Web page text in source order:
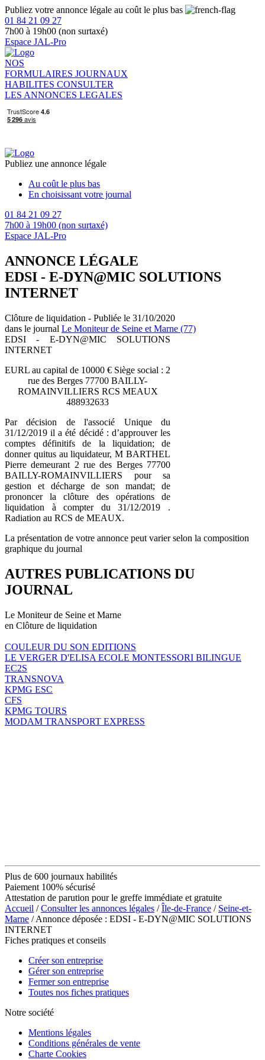
Publiez votre annonce légale au coût le plus bas
01 84 21 09 27
7h00 à 19h00 (non surtaxé)
Espace JAL-Pro
NOS
FORMULAIRES JOURNAUX
HABILITES CONSULTER
LES ANNONCES LEGALES
Publiez une annonce légale
Au coût le plus bas
En choisissant votre journal
01 84 21 09 27
7h00 à 19h00 (non surtaxé)
Espace JAL-Pro
ANNONCE LÉGALE
EDSI - E-DYN@MIC SOLUTIONS
INTERNET
Clôture de liquidation - Publiée le 31/10/2020
dans le journal Le Moniteur de Seine et Marne (77)
EDSI - E-DYN@MIC SOLUTIONS
INTERNET
EURL au capital de 10000 € Siège social : 2
rue des Berges 77700 BAILLY-
ROMAINVILLIERS RCS MEAUX
488932633
Par décision de l'associé Unique du
31/12/2019 il a été décidé : d’approuver les
comptes définitifs de la liquidation; de
donner quitus au liquidateur, M BARTHEL
Pierre demeurant 2 rue des Berges 77700
BAILLY-ROMAINVILLIERS pour sa
gestion et décharge de son mandat; de
prononcer la clôture des opérations de
liquidation à compter du 31/12/2019 .
Radiation au RCS de MEAUX.
La présentation de votre annonce peut varier selon la composition
graphique du journal
AUTRES PUBLICATIONS DU
JOURNAL
Le Moniteur de Seine et Marne
en Clôture de liquidation
COULEUR DU SON EDITIONS
LE VERGER D'ELISA ECOLE MONTESSORI BILINGUE
EC2S
TRANSNOVA
KPMG ESC
CFS
KPMG TOURS
MODAM TRANSPORT EXPRESS
Plus de 600 journaux habilités
Paiement 100% sécurisé
Attestation de parution pour le greffe immédiate et gratuite
Accueil /Consulter les annonces légales /Île-de-France / Seine-et-
Marne / Annonce déposée : EDSI - E-DYN@MIC SOLUTIONS
INTERNET
Fiches pratiques et conseils
Créer son entreprise
Gérer son entreprise
Fermer son entreprise
Toutes nos fiches pratiques
Notre société
Mentions légales
Conditions générales de vente
Charte Cookies